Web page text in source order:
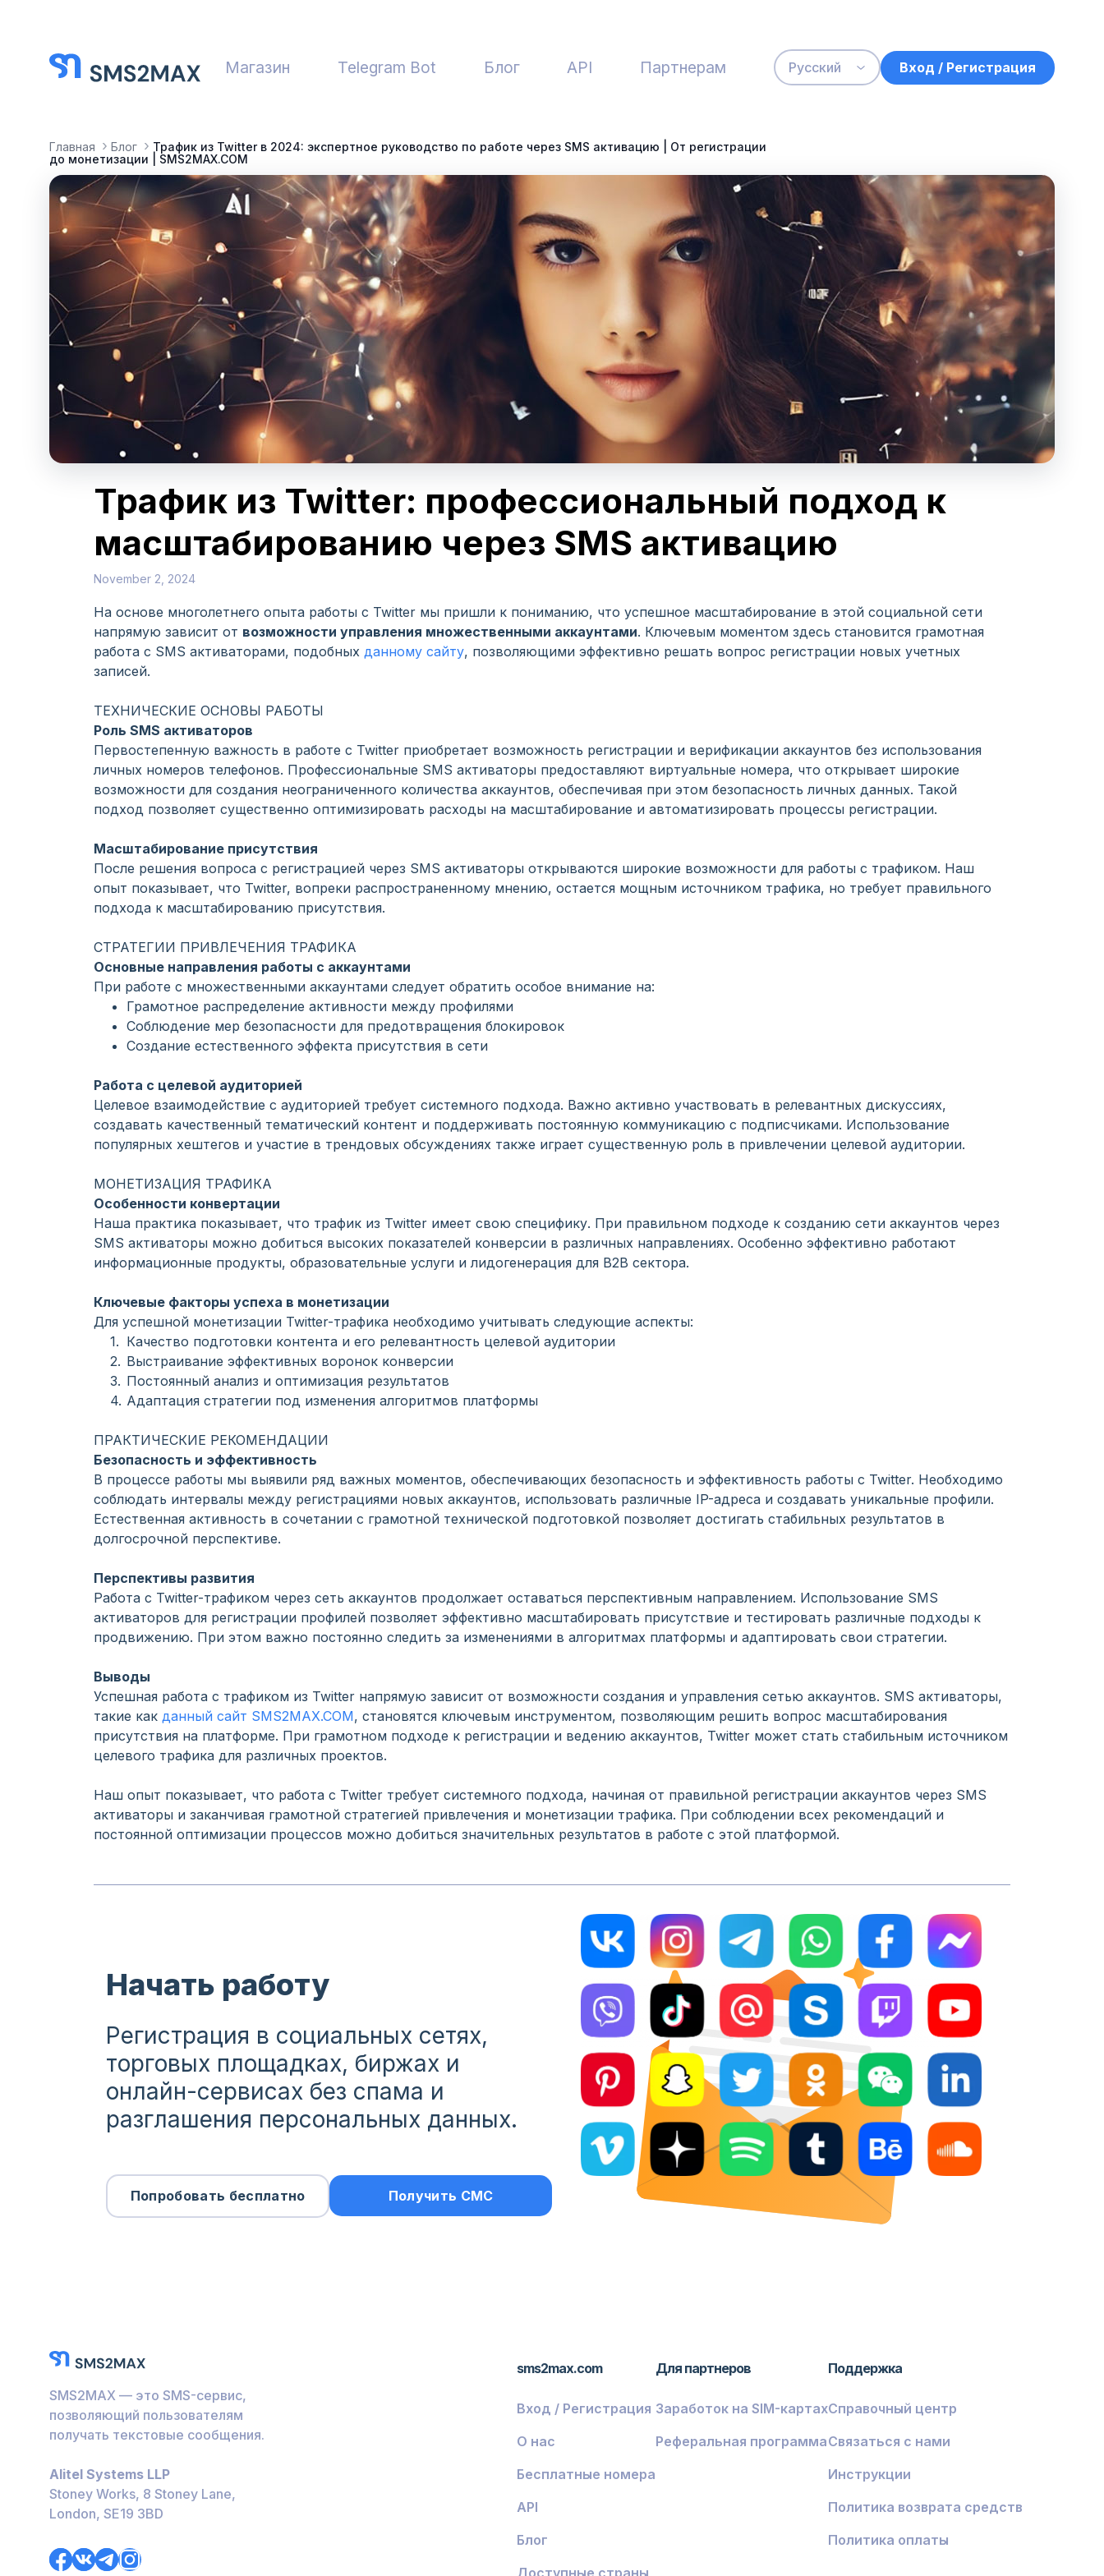
Магазин Telegram Bot Блог API Партнерам Русский Вход / Регистрация
Главная Блог
Трафик из Twitter в 2024: экспертное руководство по работе через SMS активацию | От регистрации
до монетизации | SMS2MAX.COM
Трафик из Twitter: профессиональный подход к
масштабированию через SMS активацию
November 2, 2024
На основе многолетнего опыта работы с Twitter мы пришли к пониманию, что успешное масштабирование в этой социальной сети
напрямую зависит от возможности управления множественными аккаунтами. Ключевым моментом здесь становится грамотная
работа с SMS активаторами, подобных данному сайту, позволяющими эффективно решать вопрос регистрации новых учетных
записей.
ТЕХНИЧЕСКИЕ ОСНОВЫ РАБОТЫ
Роль SMS активаторов
Первостепенную важность в работе с Twitter приобретает возможность регистрации и верификации аккаунтов без использования
личных номеров телефонов. Профессиональные SMS активаторы предоставляют виртуальные номера, что открывает широкие
возможности для создания неограниченного количества аккаунтов, обеспечивая при этом безопасность личных данных. Такой
подход позволяет существенно оптимизировать расходы на масштабирование и автоматизировать процессы регистрации.
Масштабирование присутствия
После решения вопроса с регистрацией через SMS активаторы открываются широкие возможности для работы с трафиком. Наш
опыт показывает, что Twitter, вопреки распространенному мнению, остается мощным источником трафика, но требует правильного
подхода к масштабированию присутствия.
СТРАТЕГИИ ПРИВЛЕЧЕНИЯ ТРАФИКА
Основные направления работы с аккаунтами
При работе с множественными аккаунтами следует обратить особое внимание на:
Грамотное распределение активности между профилями
Соблюдение мер безопасности для предотвращения блокировок
Создание естественного эффекта присутствия в сети
Работа с целевой аудиторией
Целевое взаимодействие с аудиторией требует системного подхода. Важно активно участвовать в релевантных дискуссиях,
создавать качественный тематический контент и поддерживать постоянную коммуникацию с подписчиками. Использование
популярных хештегов и участие в трендовых обсуждениях также играет существенную роль в привлечении целевой аудитории.
МОНЕТИЗАЦИЯ ТРАФИКА
Особенности конвертации
Наша практика показывает, что трафик из Twitter имеет свою специфику. При правильном подходе к созданию сети аккаунтов через
SMS активаторы можно добиться высоких показателей конверсии в различных направлениях. Особенно эффективно работают
информационные продукты, образовательные услуги и лидогенерация для B2B сектора.
Ключевые факторы успеха в монетизации
Для успешной монетизации Twitter-трафика необходимо учитывать следующие аспекты:
Качество подготовки контента и его релевантность целевой аудитории
Выстраивание эффективных воронок конверсии
Постоянный анализ и оптимизация результатов
Адаптация стратегии под изменения алгоритмов платформы
ПРАКТИЧЕСКИЕ РЕКОМЕНДАЦИИ
Безопасность и эффективность
В процессе работы мы выявили ряд важных моментов, обеспечивающих безопасность и эффективность работы с Twitter. Необходимо
соблюдать интервалы между регистрациями новых аккаунтов, использовать различные IP-адреса и создавать уникальные профили.
Естественная активность в сочетании с грамотной технической подготовкой позволяет достигать стабильных результатов в
долгосрочной перспективе.
Перспективы развития
Работа с Twitter-трафиком через сеть аккаунтов продолжает оставаться перспективным направлением. Использование SMS
активаторов для регистрации профилей позволяет эффективно масштабировать присутствие и тестировать различные подходы к
продвижению. При этом важно постоянно следить за изменениями в алгоритмах платформы и адаптировать свои стратегии.
Выводы
Успешная работа с трафиком из Twitter напрямую зависит от возможности создания и управления сетью аккаунтов. SMS активаторы,
такие как данный сайт SMS2MAX.COM, становятся ключевым инструментом, позволяющим решить вопрос масштабирования
присутствия на платформе. При грамотном подходе к регистрации и ведению аккаунтов, Twitter может стать стабильным источником
целевого трафика для различных проектов.
Наш опыт показывает, что работа с Twitter требует системного подхода, начиная от правильной регистрации аккаунтов через SMS
активаторы и заканчивая грамотной стратегией привлечения и монетизации трафика. При соблюдении всех рекомендаций и
постоянной оптимизации процессов можно добиться значительных результатов в работе с этой платформой.
Начать работу
Регистрация в социальных сетях,
торговых площадках, биржах и
онлайн-сервисах без спама и
разглашения персональных данных.
Попробовать бесплатно Получить СМС
SMS2MAX — это SMS-сервис,
позволяющий пользователям
получать текстовые сообщения.
Alitel Systems LLP
Stoney Works, 8 Stoney Lane,
London, SE19 3BD
sms2max.com
Вход / Регистрация
О нас
Бесплатные номера
API
Блог
Для партнеров
Заработок на SIM-картах
Реферальная программа
Поддержка
Справочный центр
Связаться с нами
Инструкции
Политика возврата средств
Политика оплаты